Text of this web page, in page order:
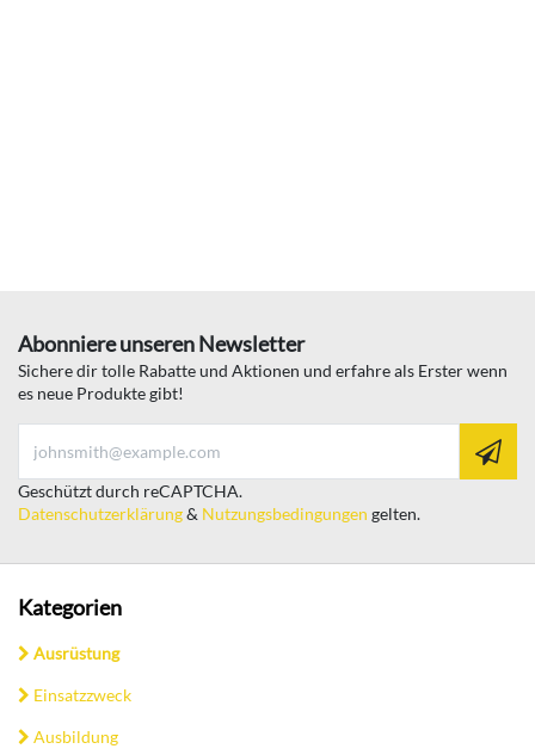
Abonniere unseren Newsletter
Sichere dir tolle Rabatte und Aktionen und erfahre als Erster wenn
es neue Produkte gibt!
Geschützt durch reCAPTCHA.
Datenschutzerklärung& Nutzungsbedingungen gelten.
Kategorien
Ausrüstung
Einsatzzweck
Ausbildung